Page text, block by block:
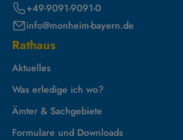
+49-9091-9091-0
info@monheim-bayern.de
Rathaus
Aktuelles
Was erledige ich wo?
Ämter & Sachgebiete
Formulare und Downloads